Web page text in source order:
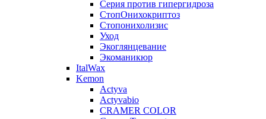
Серия против гипергидроза
СтопОнихокриптоз
Стопонихолизис
Уход
Экоглянцевание
Экоманикюр
ItalWax
Kemon
Actyva
Actyvabio
CRAMER COLOR